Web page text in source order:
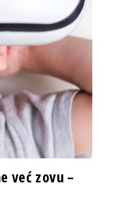
već zovu –